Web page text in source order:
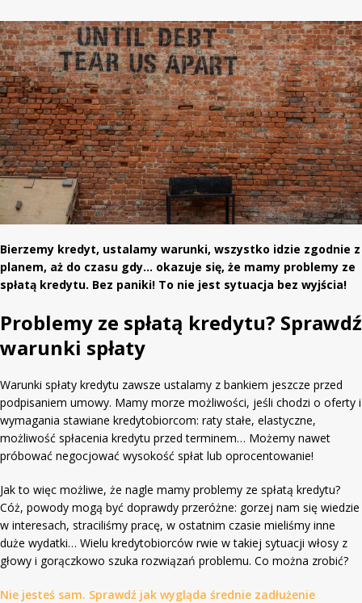
Bierzemy kredyt, ustalamy warunki, wszystko idzie zgodnie z
planem, aż do czasu gdy… okazuje się, że mamy problemy ze
spłatą kredytu. Bez paniki! To nie jest sytuacja bez wyjścia!
Problemy ze spłatą kredytu? Sprawdź
warunki spłaty
Warunki spłaty kredytu zawsze ustalamy z bankiem jeszcze przed
podpisaniem umowy. Mamy morze możliwości, jeśli chodzi o oferty i
wymagania stawiane kredytobiorcom: raty stałe, elastyczne,
możliwość spłacenia kredytu przed terminem… Możemy nawet
próbować negocjować wysokość spłat lub oprocentowanie!
Jak to więc możliwe, że nagle mamy problemy ze spłatą kredytu?
Cóż, powody mogą być doprawdy przeróżne: gorzej nam się wiedzie
w interesach, straciliśmy pracę, w ostatnim czasie mieliśmy inne
duże wydatki… Wielu kredytobiorców rwie w takiej sytuacji włosy z
głowy i gorączkowo szuka rozwiązań problemu. Co można zrobić?
Nie jesteś sam. Sprawdź jak wygląda średnie zadłużenie